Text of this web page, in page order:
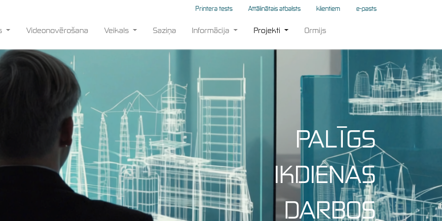
Printera tests Attālinātais atbalsts klientiem e-pasts
Videonovērošana Veikals Saziņa Informācija Projekti Ormijs
PALĪGS
IKDIENAS
DARBOS